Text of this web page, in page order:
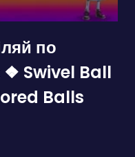
по
❖ Swivel Ball
Balls